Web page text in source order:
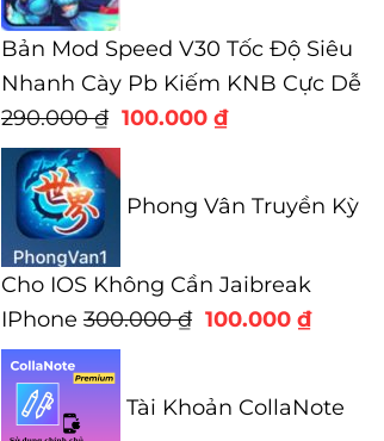
Bản Mod Speed V30 Tốc Độ Siêu
Nhanh Cày Pb Kiếm KNB Cực Dễ
290.000₫ Giá
gốc
là:
290.000 ₫.
100.000 ₫Giá
là:
Phong Vân Truyền Kỳ
Cho IOS Không Cần Jaibreak
IPhone 300.000₫ Giá
300.000 ₫.
100.000 ₫Giá
là:
Tài Khoản CollaNote